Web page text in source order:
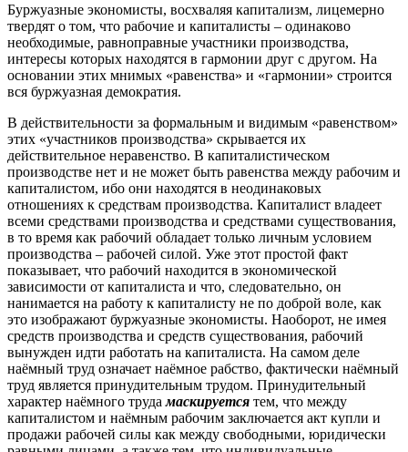
Буржуазные экономисты, восхваляя капитализм, лицемерно
твердят о том, что рабочие и капиталисты – одинаково
необходимые, равноправные участники производства,
интересы которых находятся в гармонии друг с другом. На
основании этих мнимых «равенства» и «гармонии» строится
вся буржуазная демократия.
В действительности за формальным и видимым «равенством»
этих «участников производства» скрывается их
действительное неравенство. В капиталистическом
производстве нет и не может быть равенства между рабочим и
капиталистом, ибо они находятся в неодинаковых
отношениях к средствам производства. Капиталист владеет
всеми средствами производства и средствами существования,
в то время как рабочий обладает только личным условием
производства – рабочей силой. Уже этот простой факт
показывает, что рабочий находится в экономической
зависимости от капиталиста и что, следовательно, он
нанимается на работу к капиталисту не по доброй воле, как
это изображают буржуазные экономисты. Наоборот, не имея
средств производства и средств существования, рабочий
вынужден идти работать на капиталиста. На самом деле
наёмный труд означает наёмное рабство, фактически наёмный
труд является принудительным трудом. Принудительный
характер наёмного трудамаскируется тем, что между
капиталистом и наёмным рабочим заключается акт купли и
продажи рабочей силы как между свободными, юридически